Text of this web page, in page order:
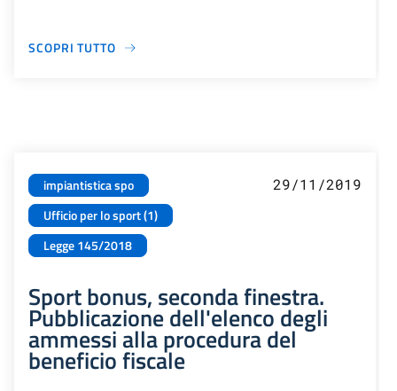
SCOPRI TUTTO
impiantistica spo
Ufficio per lo sport (1)
Legge 145/2018
29/11/2019
Sport bonus, seconda finestra.
Pubblicazione dell'elenco degli
ammessi alla procedura del
beneficio fiscale